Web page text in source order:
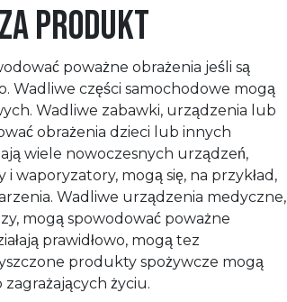
produkt
poważne obrażenia jeśli są
Wadliwe części samochodowe mogą
Wadliwe zabawki, urządzenia lub
obrażenia dzieci lub innych
wiele nowoczesnych urządzeń,
mogą się, na przykład,
Wadliwe urządzenia medyczne,
mogą spowodować poważne
prawidłowo, mogą tez
produkty spożywcze mogą
życiu.